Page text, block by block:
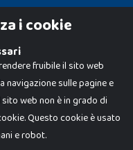
i cookie
fruibile il sito web
navigazione sulle pagine e
web non è in grado di
Questo cookie è usato
e robot.